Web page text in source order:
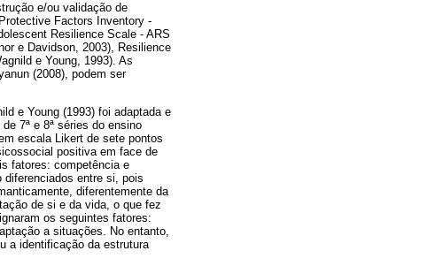
e/ou validação de
Factors Inventory -
Resilience Scale - ARS
e Davidson, 2003), Resilience
e Young, 1993). As
(2008), podem ser
e Young (1993) foi adaptada e
7ª e 8ª séries do ensino
escala Likert de sete pontos
positiva em face de
fatores: competência e
entre si, pois
diferentemente da
de si e da vida, o que fez
os seguintes fatores:
a situações. No entanto,
a identificação da estrutura